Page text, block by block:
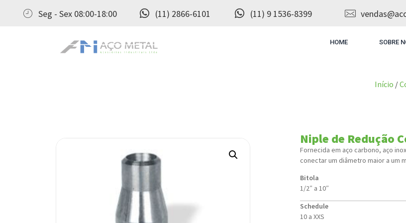
Seg - Sex 08:00-18:00 (11) 2866-6101 (11) 9 1536-8399
HOME SOBRE
Início /
Niple de Redução
Fornecida em aço carbono, aço
conectar um diâmetro maior a um
Bitola
1/2″ a 10″
Schedule
10 a XXS